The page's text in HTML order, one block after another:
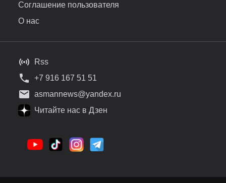
Соглашение пользователя
О нас
Rss
+7 916 167 51 51
asmannews@yandex.ru
Читайте нас в Дзен